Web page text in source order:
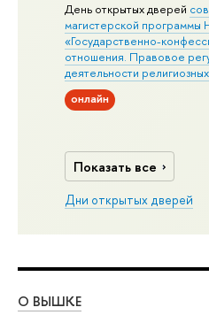
День открытых дверей
магистерской
«Государственно-
отношения. Правовое
деятельности
онлайн
Показать все
Дни открытых дверей
О ВЫШКЕ